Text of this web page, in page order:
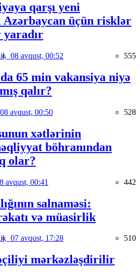
qarşı yeni
Azərbaycan üçün risklər
08 avqust, 00:52 555
65 min vakansiya niyə
qalır?
08 avqust, 00:50 528
xətlərinin
böhranından
olar?
avqust, 00:41 442
salnaməsi:
və müasirlik
07 avqust, 17:28 510
mərkəzləşdirilir